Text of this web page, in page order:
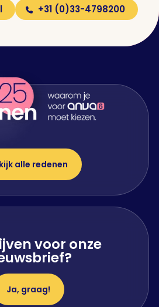
+31 (0)33-4798200
alle redenen
voor onze
Ja, graag!